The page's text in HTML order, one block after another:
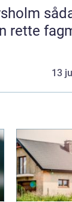
sådan
rette
13